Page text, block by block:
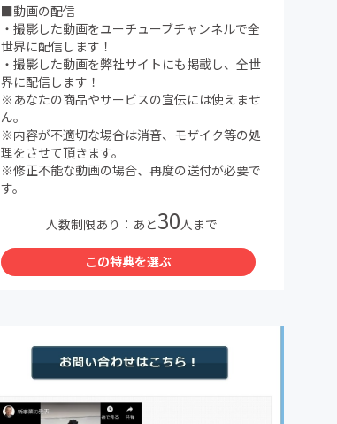
■動画の配信
・撮影した動画をユーチューブチャンネルで全
世界に配信します！
・撮影した動画を弊社サイトにも掲載し、全世
界に配信します！
※あなたの商品やサービスの宣伝には使えませ
ん。
※内容が不適切な場合は消音、モザイク等の処
理をさせて頂きます。
※修正不能な動画の場合、再度の送付が必要で
す。
人数制限あり：あと30人まで
この特典を選ぶ